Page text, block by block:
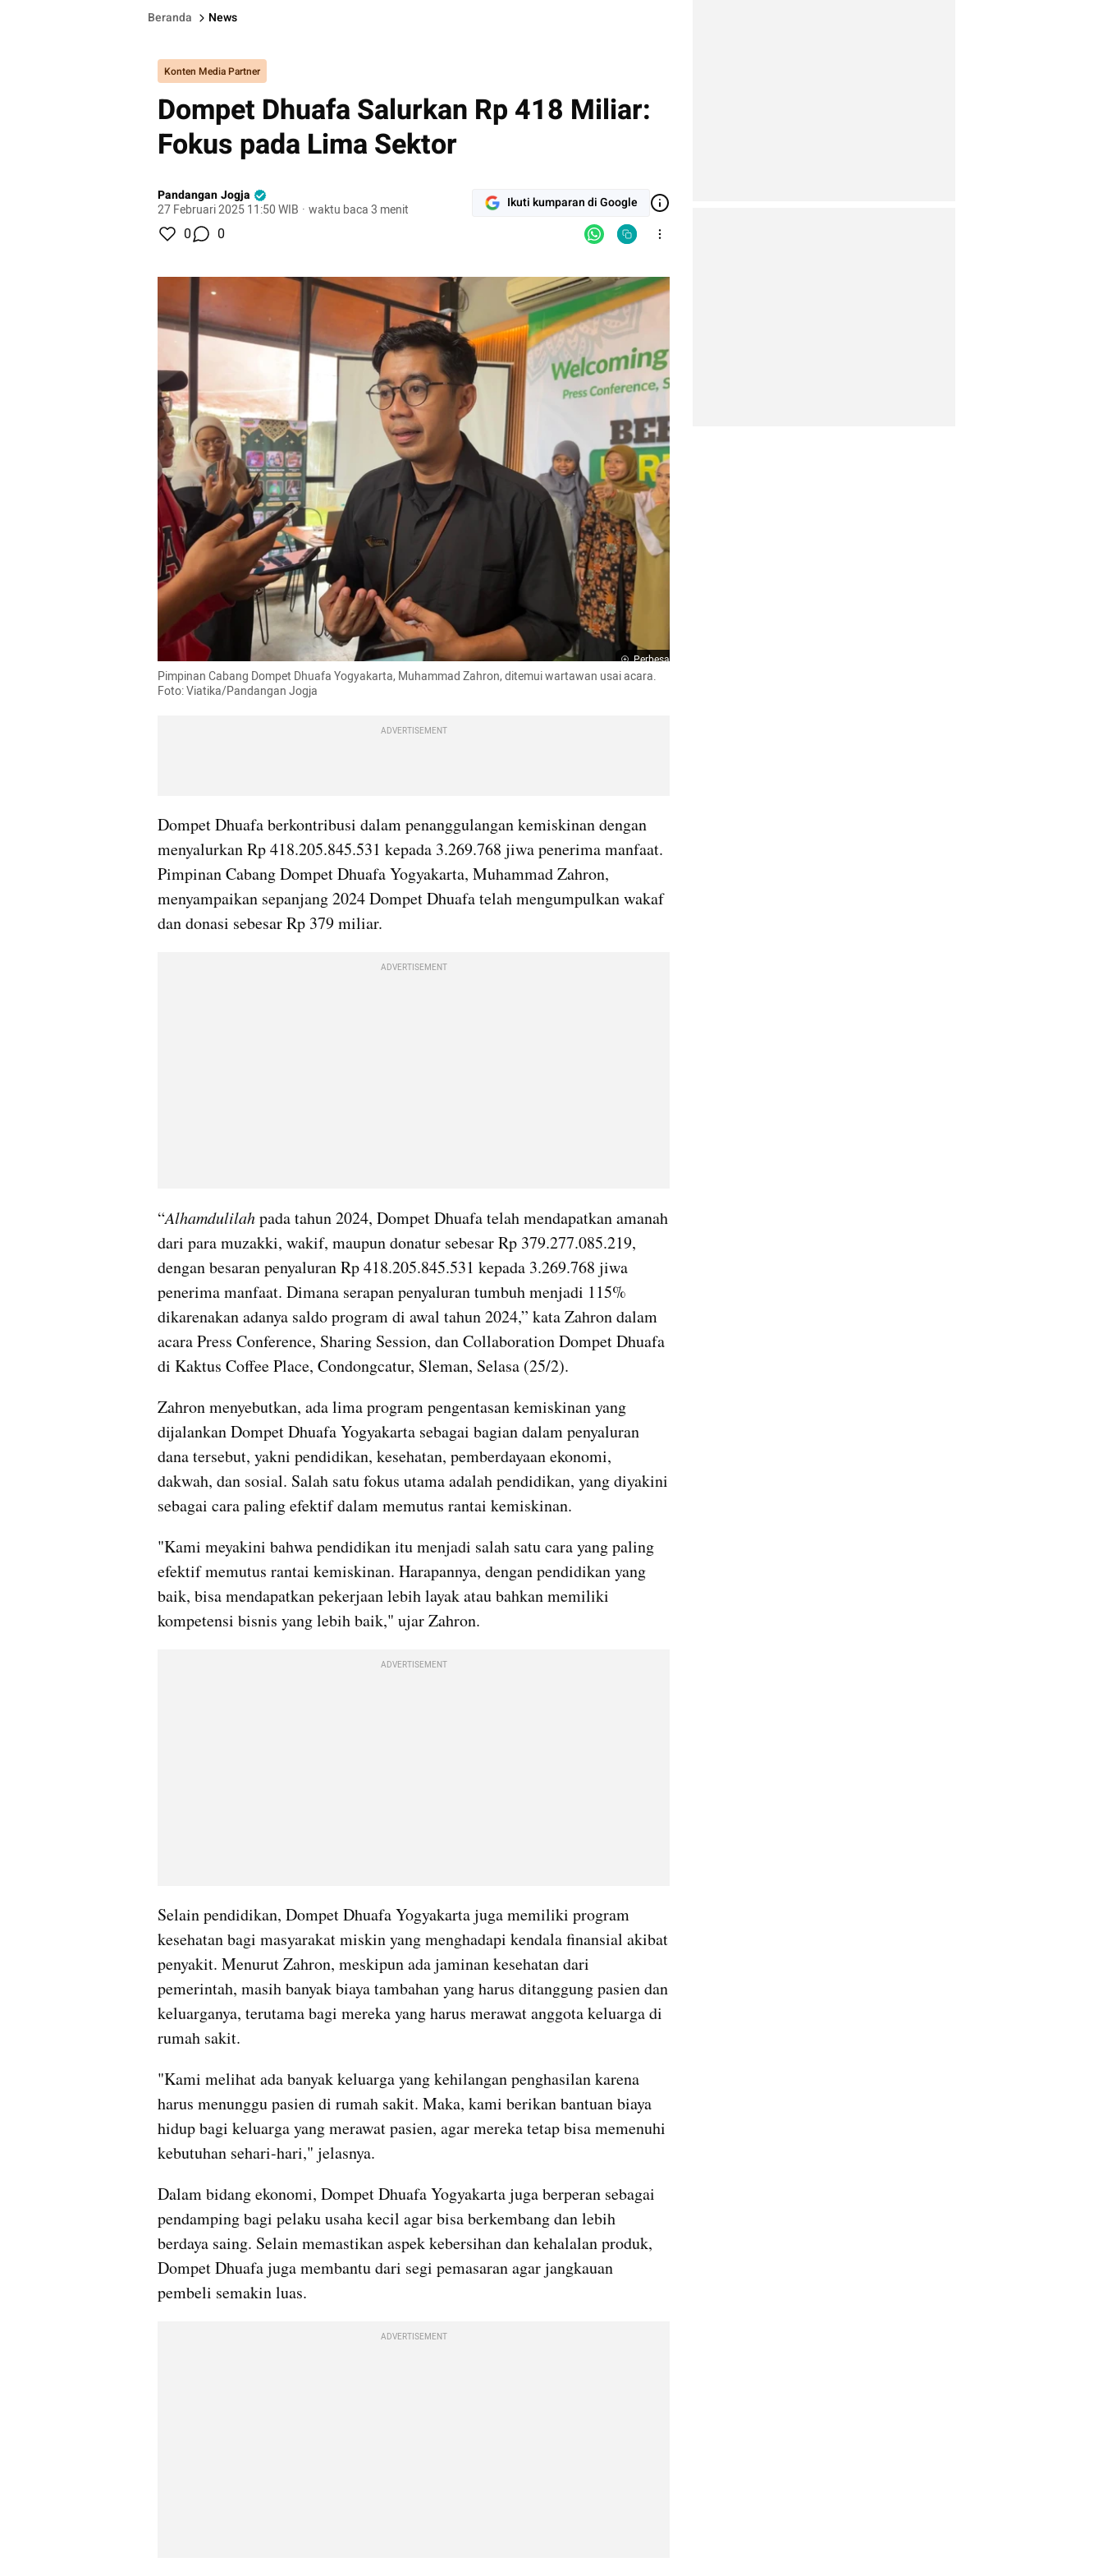
Beranda News
Konten Media Partner
Dompet Dhuafa Salurkan Rp 418 Miliar:
Fokus pada Lima Sektor
Pandangan Jogja
27 Februari 2025 11:50 WIB · waktu baca 3 menit Ikuti kumparan di Google
0 0
Perbesar
Pimpinan Cabang Dompet Dhuafa Yogyakarta, Muhammad Zahron, ditemui wartawan usai acara.
Foto: Viatika/Pandangan Jogja
ADVERTISEMENT
Dompet Dhuafa berkontribusi dalam penanggulangan kemiskinan dengan
menyalurkan Rp 418.205.845.531 kepada 3.269.768 jiwa penerima manfaat.
Pimpinan Cabang Dompet Dhuafa Yogyakarta, Muhammad Zahron,
menyampaikan sepanjang 2024 Dompet Dhuafa telah mengumpulkan wakaf
dan donasi sebesar Rp 379 miliar.
ADVERTISEMENT
“Alhamdulilah pada tahun 2024, Dompet Dhuafa telah mendapatkan amanah
dari para muzakki, wakif, maupun donatur sebesar Rp 379.277.085.219,
dengan besaran penyaluran Rp 418.205.845.531 kepada 3.269.768 jiwa
penerima manfaat. Dimana serapan penyaluran tumbuh menjadi 115%
dikarenakan adanya saldo program di awal tahun 2024,” kata Zahron dalam
acara Press Conference, Sharing Session, dan Collaboration Dompet Dhuafa
di Kaktus Coffee Place, Condongcatur, Sleman, Selasa (25/2).
Zahron menyebutkan, ada lima program pengentasan kemiskinan yang
dijalankan Dompet Dhuafa Yogyakarta sebagai bagian dalam penyaluran
dana tersebut, yakni pendidikan, kesehatan, pemberdayaan ekonomi,
dakwah, dan sosial. Salah satu fokus utama adalah pendidikan, yang diyakini
sebagai cara paling efektif dalam memutus rantai kemiskinan.
"Kami meyakini bahwa pendidikan itu menjadi salah satu cara yang paling
efektif memutus rantai kemiskinan. Harapannya, dengan pendidikan yang
baik, bisa mendapatkan pekerjaan lebih layak atau bahkan memiliki
kompetensi bisnis yang lebih baik," ujar Zahron.
ADVERTISEMENT
Selain pendidikan, Dompet Dhuafa Yogyakarta juga memiliki program
kesehatan bagi masyarakat miskin yang menghadapi kendala finansial akibat
penyakit. Menurut Zahron, meskipun ada jaminan kesehatan dari
pemerintah, masih banyak biaya tambahan yang harus ditanggung pasien dan
keluarganya, terutama bagi mereka yang harus merawat anggota keluarga di
rumah sakit.
"Kami melihat ada banyak keluarga yang kehilangan penghasilan karena
harus menunggu pasien di rumah sakit. Maka, kami berikan bantuan biaya
hidup bagi keluarga yang merawat pasien, agar mereka tetap bisa memenuhi
kebutuhan sehari-hari," jelasnya.
Dalam bidang ekonomi, Dompet Dhuafa Yogyakarta juga berperan sebagai
pendamping bagi pelaku usaha kecil agar bisa berkembang dan lebih
berdaya saing. Selain memastikan aspek kebersihan dan kehalalan produk,
Dompet Dhuafa juga membantu dari segi pemasaran agar jangkauan
pembeli semakin luas.
ADVERTISEMENT